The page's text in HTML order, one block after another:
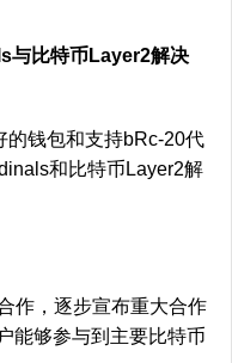
与比特币Layer2解决
的钱包和支持bRc-20代
和比特币Layer2解
作，逐步宣布重大合作
能够参与到主要比特币